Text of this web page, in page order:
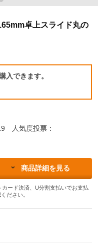
卓上スライド丸の
入できます。
人気度投票：
商品詳細を見る
ード決済、U分割支払いでお支払
ださい。